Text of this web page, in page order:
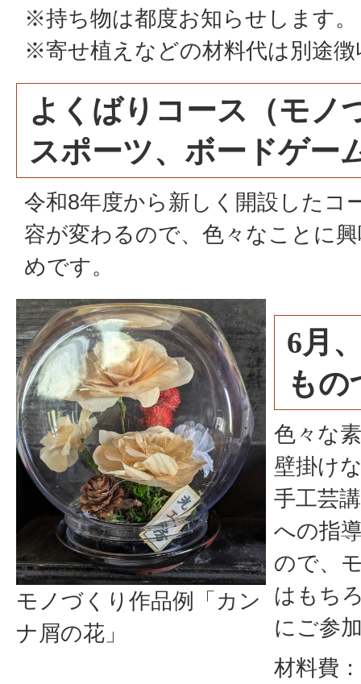
※持ち物は都度お知らせします。
※寄せ植えなどの材料代は別途徴
よくばりコース（モノ
スポーツ、ボードゲー
令和8年度から新しく開設したコ
容が変わるので、色々なことに
めです。
モノづくり作品例「カン
ナ屑の花」
6月
もの
色々な
壁掛け
手工芸
への指
ので、
はもち
にご参
材料費